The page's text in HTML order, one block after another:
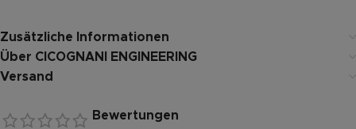
Zusätzliche Informationen
Über CICOGNANI ENGINEERING
Versand
Bewertungen